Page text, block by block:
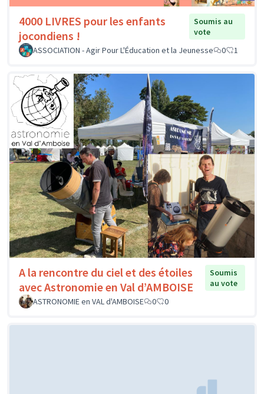
4000 LIVRES pour les enfants
jocondiens !
Soumis au
vote
ASSOCIATION - Agir Pour L'Éducation et la Jeunesse
0 1
A la rencontre du ciel et des étoiles
avec Astronomie en Val d’AMBOISE
Soumis
au vote
ASTRONOMIE en VAL d'AMBOISE
0 0